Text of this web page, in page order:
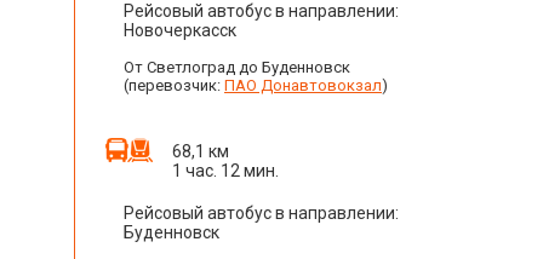
Рейсовый автобус в направлении:
Новочеркасск
От Светлоград до Буденновск
(перевозчик: ПАО Донавтовокзал)
68,1 км
1 час. 12 мин.
Рейсовый автобус в направлении:
Буденновск